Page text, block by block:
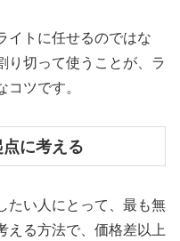
イトに任せるのではな
り切って使うことが、ラ
ツです。
に考える
たい人にとって、最も無
える方法で、価格差以上